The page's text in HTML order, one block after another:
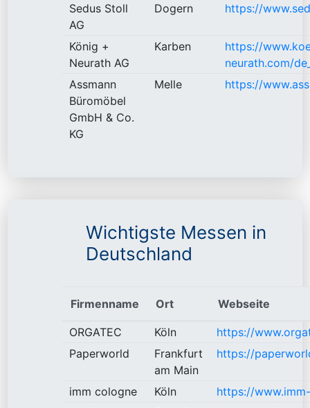
Sedus Stoll
AG
Dogern https://
König +
Neurath AG
Karben
https://
neurath.com/
Assmann
Büromöbel
GmbH & Co.
KG
Melle https://
Wichtigste Messen in
Deutschland
Firmenname Ort Webseite
ORGATEC Köln
https://
Paperworld
Frankfurt
am Main
https://
imm cologne Köln
https://